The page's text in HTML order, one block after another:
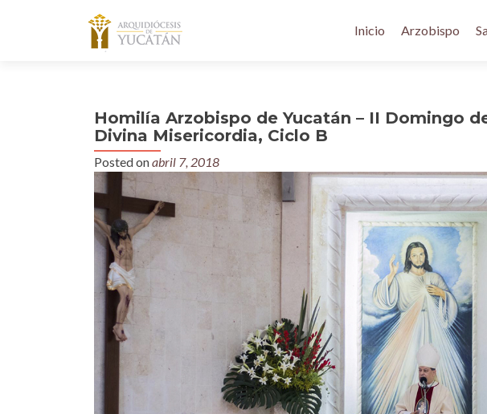
Inicio Arzobispo
Homilía Arzobispo de Yucatán – II Domingo
Divina Misericordia, Ciclo B
Posted onabril 7, 2018